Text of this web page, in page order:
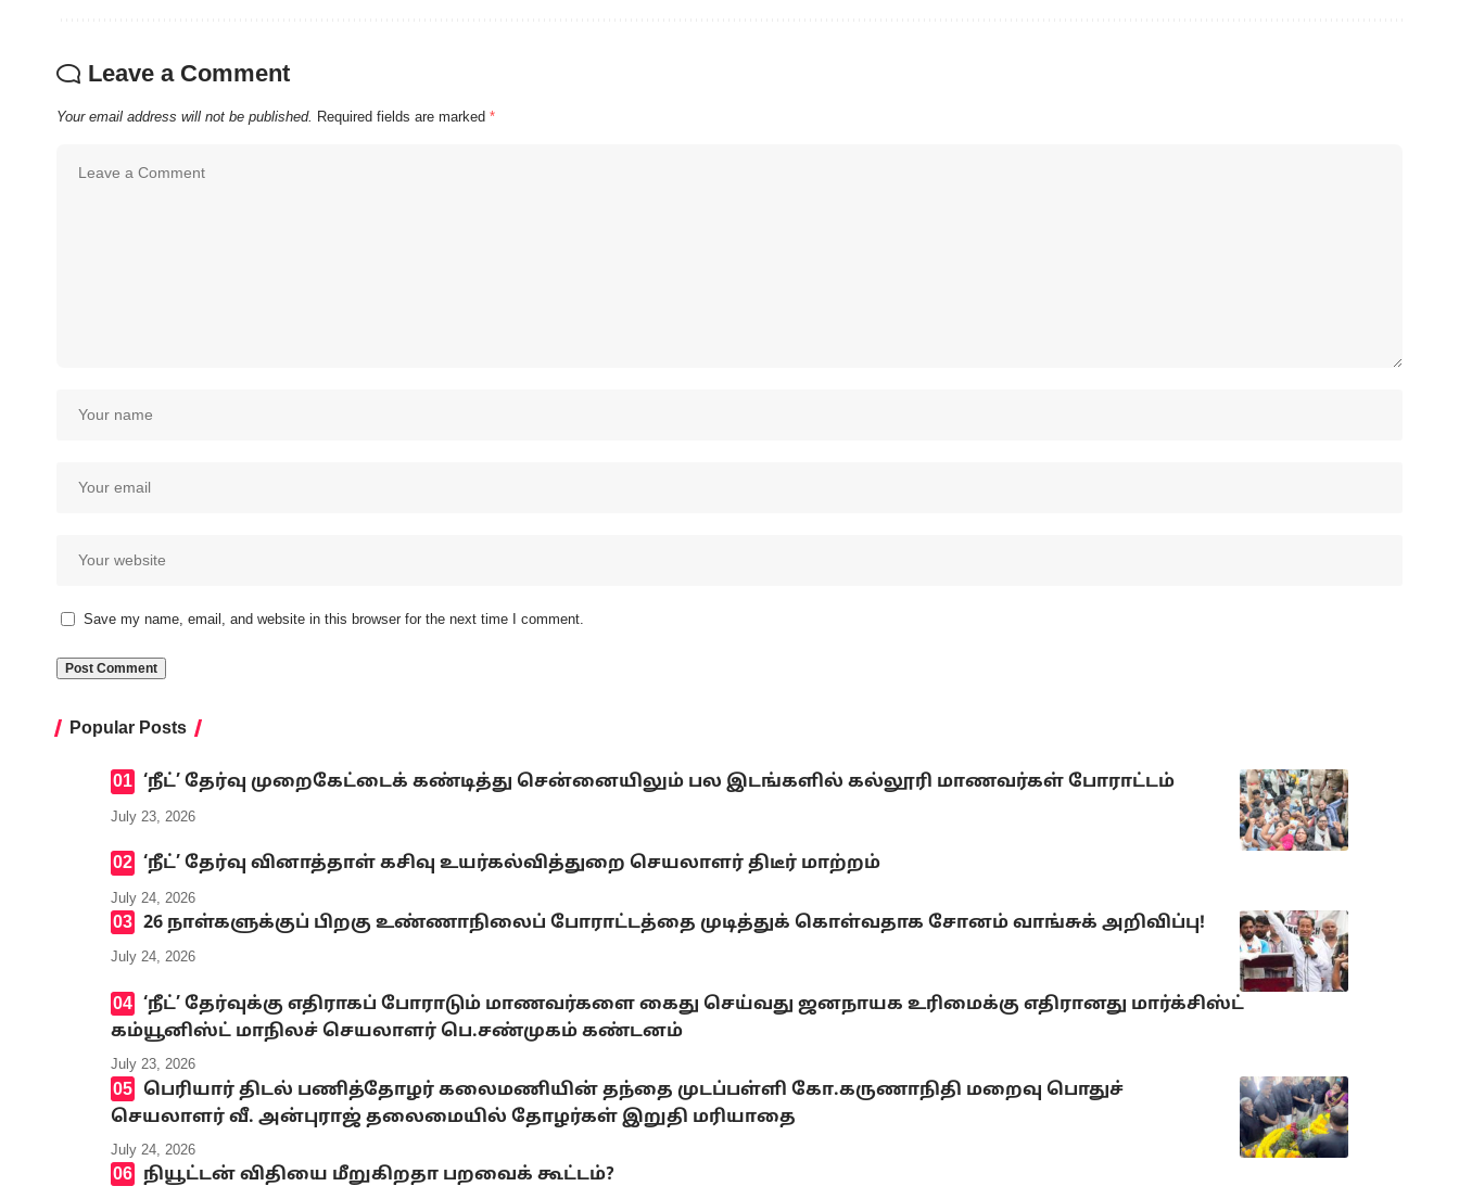
Leave a Comment
Your email address will not be published. Required fields are marked *
Save my name, email, and website in this browser for the next time I comment.
Popular Posts
‘நீட்’ தேர்வு முறைகேட்டைக் கண்டித்து சென்னையிலும் பல இடங்களில் கல்லூரி மாணவர்கள் போராட்டம்
July 23, 2026
‘நீட்’ தேர்வு வினாத்தாள் கசிவு உயர்கல்வித்துறை செயலாளர் திடீர் மாற்றம்
July 24, 2026
26 நாள்களுக்குப் பிறகு உண்ணாநிலைப் போராட்டத்தை முடித்துக் கொள்வதாக சோனம் வாங்சுக் அறிவிப்பு!
July 24, 2026
‘நீட்’ தேர்வுக்கு எதிராகப் போராடும் மாணவர்களை கைது செய்வது ஜனநாயக உரிமைக்கு எதிரானது மார்க்சிஸ்ட்
கம்யூனிஸ்ட் மாநிலச் செயலாளர் பெ.சண்முகம் கண்டனம்
July 23, 2026
பெரியார் திடல் பணித்தோழர் கலைமணியின் தந்தை முடப்பள்ளி கோ.கருணாநிதி மறைவு பொதுச்
செயலாளர் வீ. அன்புராஜ் தலைமையில் தோழர்கள் இறுதி மரியாதை
July 24, 2026
நியூட்டன் விதியை மீறுகிறதா பறவைக் கூட்டம்?